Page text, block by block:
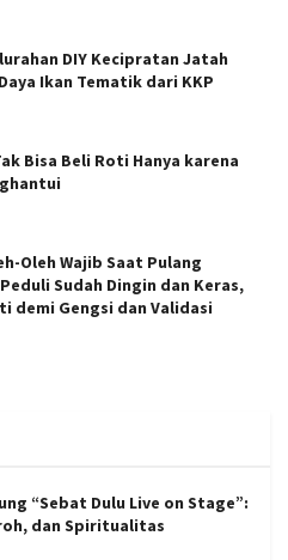
DIY Kecipratan Jatah
Ikan Tematik dari KKP
Bisa Beli Roti Hanya karena
Oleh Wajib Saat Pulang
Sudah Dingin dan Keras,
demi Gengsi dan Validasi
“Sebat Dulu Live on Stage”:
dan Spiritualitas